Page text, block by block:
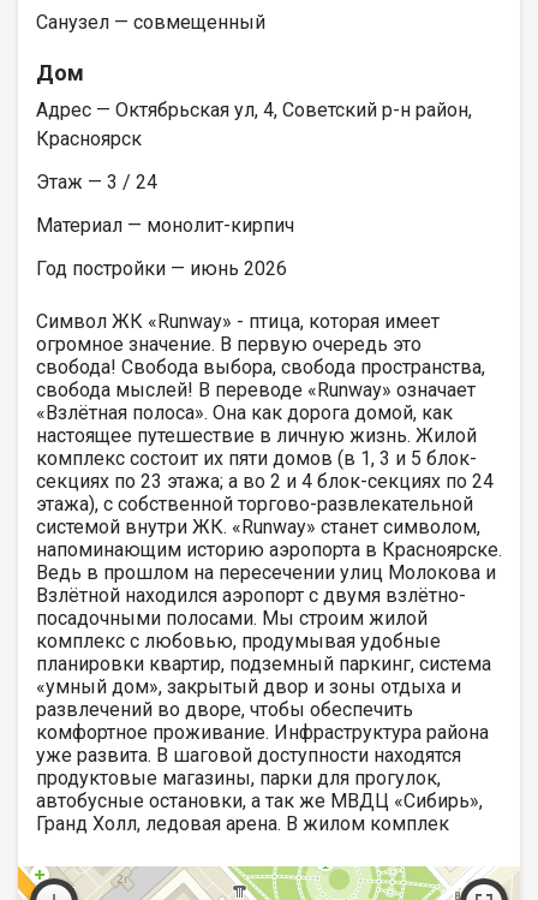
Санузел — совмещенный
Дом
Адрес — Октябрьская ул, 4, Советский р-н район,
Красноярск
Этаж — 3 / 24
Материал — монолит-кирпич
Год постройки — июнь 2026
Символ ЖК «Runway» - птица, которая имеет
огромное значение. В первую очередь это
свобода! Свобода выбора, свобода пространства,
свобода мыслей! В переводе «Runway» означает
«Взлётная полоса». Она как дорога домой, как
настоящее путешествие в личную жизнь. Жилой
комплекс состоит их пяти домов (в 1, 3 и 5 блок-
секциях по 23 этажа; а во 2 и 4 блок-секциях по 24
этажа), с собственной торгово-развлекательной
системой внутри ЖК. «Runway» станет символом,
напоминающим историю аэропорта в Красноярске.
Ведь в прошлом на пересечении улиц Молокова и
Взлётной находился аэропорт с двумя взлётно-
посадочными полосами. Мы строим жилой
комплекс с любовью, продумывая удобные
планировки квартир, подземный паркинг, система
«умный дом», закрытый двор и зоны отдыха и
развлечений во дворе, чтобы обеспечить
комфортное проживание. Инфраструктура района
уже развита. В шаговой доступности находятся
продуктовые магазины, парки для прогулок,
автобусные остановки, а так же МВДЦ «Сибирь»,
Гранд Холл, ледовая арена. В жилом комплек